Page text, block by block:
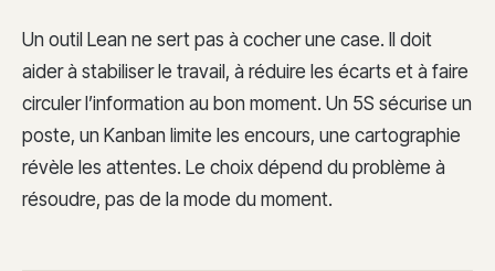
Un outil Lean ne sert pas à cocher une case. Il doit
aider à stabiliser le travail, à réduire les écarts et à faire
circuler l’information au bon moment. Un 5S sécurise un
poste, un Kanban limite les encours, une cartographie
révèle les attentes. Le choix dépend du problème à
résoudre, pas de la mode du moment.